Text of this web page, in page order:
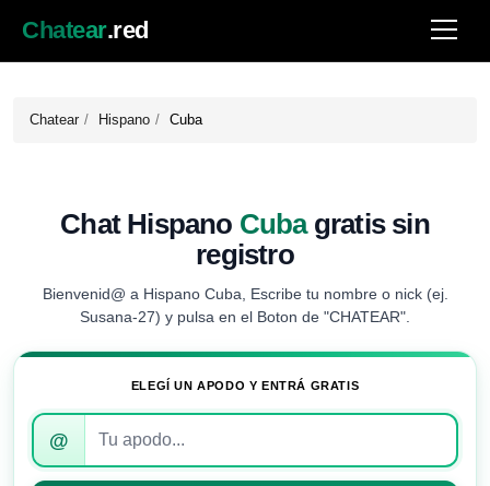
Chatear.red
Chatear Hispano Cuba
Chat Hispano Cubagratis sin
registro
Bienvenid@ a Hispano Cuba, Escribe tu nombre o nick (ej.
Susana-27) y pulsa en el Boton de "CHATEAR".
ELEGÍ UN APODO Y ENTRÁ GRATIS
Introduce
apodo
@